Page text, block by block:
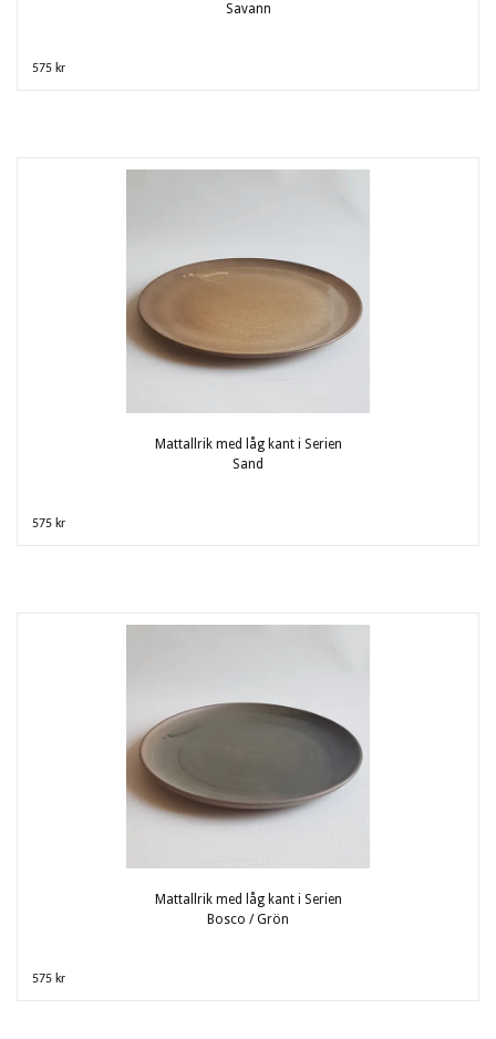
Savann
575 kr
Mattallrik med låg kant i Serien
Sand
575 kr
Mattallrik med låg kant i Serien
Bosco / Grön
575 kr